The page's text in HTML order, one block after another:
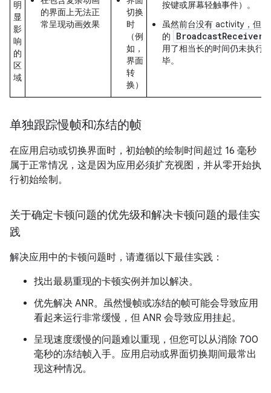
明
显
影
响
的
区
域
的界面上无法正
常呈现动画效果
切换
时
（例
如，
界面
转
换）
按键或屏幕轻触事件）。
虽然前台没有 activity，但您
的
BroadcastReceiver
用了相当长的时间仍未执行
毕。
单独跟踪慢帧和冻结的帧
在应用启动或切换界面时，初始帧的绘制时间超过 16 毫秒
属于正常情况，这是因为应用必须扩充视图，并从零开始执
行初始绘制。
关于确定卡顿问题的优先级和解决卡顿问题的最佳实
践
解决应用中的卡顿问题时，请遵循以下最佳实践：
找出最易重现的卡顿实例并加以解决。
优先解决 ANR。虽然慢帧或冻结的帧可能会导致应用
看起来运行非常缓慢，但 ANR 会导致应用挂起。
呈现速度缓慢的问题难以重现，但您可以从消除 700
毫秒的冻结帧入手。应用启动或界面切换期间最常出
现这种情况。